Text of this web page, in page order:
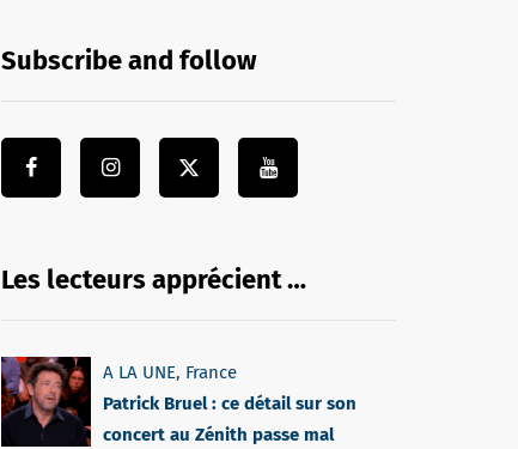
Subscribe and follow
Les lecteurs apprécient …
A LA UNE, France
Patrick Bruel : ce détail sur son
concert au Zénith passe mal